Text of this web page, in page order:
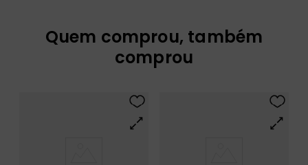
Quem comprou, também
comprou